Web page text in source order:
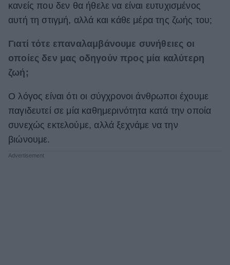
κανείς που δεν θα ήθελε να είναι ευτυχισμένος
αυτή τη στιγμή, αλλά και κάθε μέρα της ζωής του;
Γιατί τότε επαναλαμβάνουμε συνήθειες οι
οποίες δεν μας οδηγούν προς μία καλύτερη
ζωή;
Ο λόγος είναι ότι οι σύγχρονοι άνθρωποι έχουμε
παγιδευτεί σε μία καθημερινότητα κατά την οποία
συνεχώς εκτελούμε, αλλά ξεχνάμε να την
βιώνουμε.